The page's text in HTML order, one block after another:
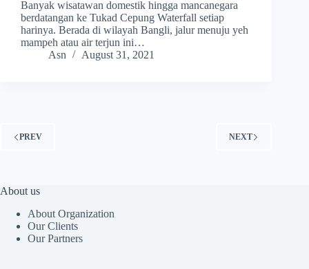
Banyak wisatawan domestik hingga mancanegara
berdatangan ke Tukad Cepung Waterfall setiap
harinya. Berada di wilayah Bangli, jalur menuju yeh
mampeh atau air terjun ini…
Asn
August 31, 2021
PREV NEXT
About us
About Organization
Our Clients
Our Partners